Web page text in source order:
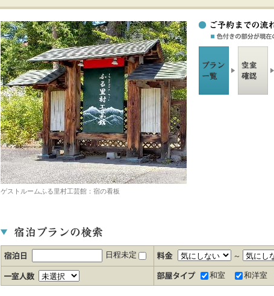
ゲストルームふる里村工芸館：宿の看板
日程未定 ～
和室 和洋室